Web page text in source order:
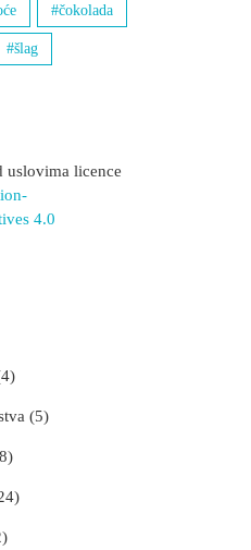
čokolada
šlag
uslovima licence
4.0
(5)